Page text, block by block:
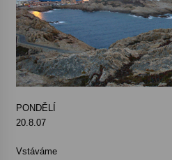
PONDĚLÍ
20.8.07
Vstáváme